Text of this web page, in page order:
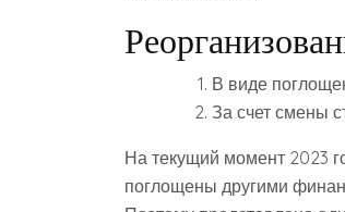
В виде
За счет смены
На текущий момент 2023
поглощены другими